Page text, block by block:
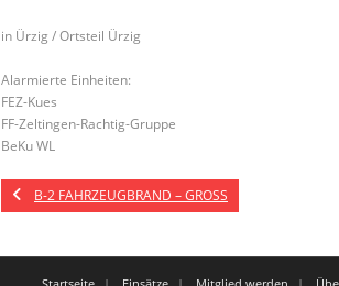
in Ürzig / Ortsteil Ürzig
Alarmierte Einheiten:
FEZ-Kues
FF-Zeltingen-Rachtig-Gruppe
BeKu WL
B-2 FAHRZEUGBRAND – GROSS